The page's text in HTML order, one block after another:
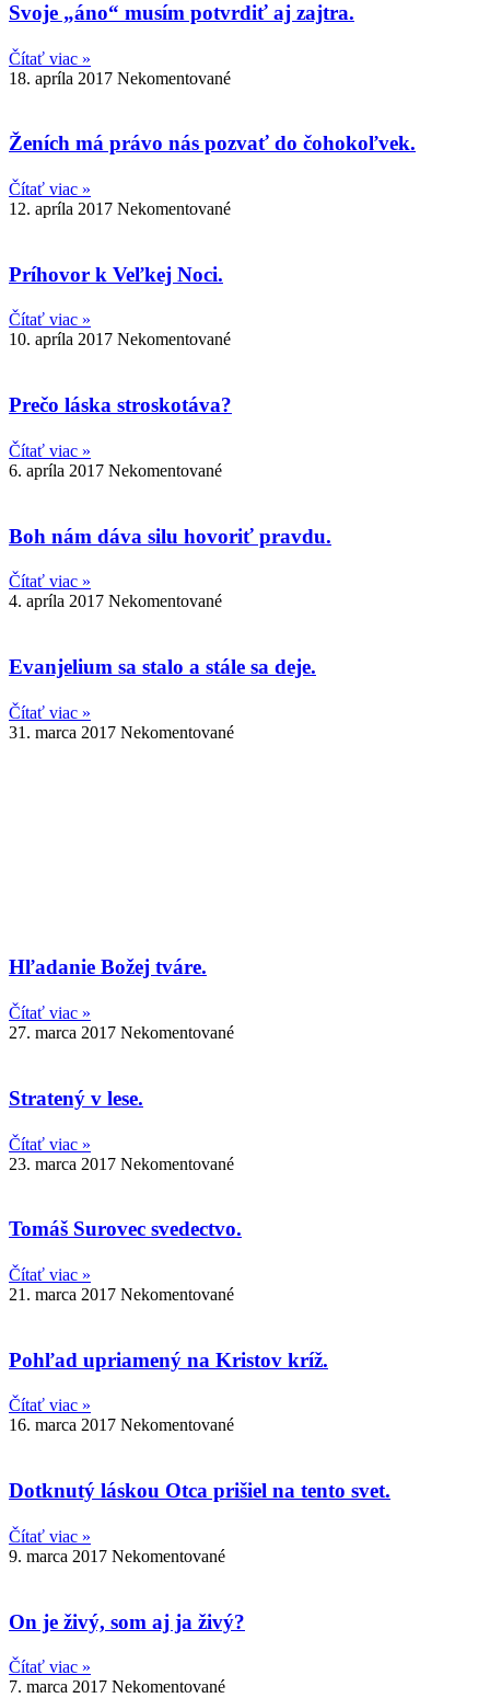
Svoje „áno“ musím potvrdiť aj zajtra.
Čítať viac »
18. apríla 2017 Nekomentované
Ženích má právo nás pozvať do čohokoľvek.
Čítať viac »
12. apríla 2017 Nekomentované
Príhovor k Veľkej Noci.
Čítať viac »
10. apríla 2017 Nekomentované
Prečo láska stroskotáva?
Čítať viac »
6. apríla 2017 Nekomentované
Boh nám dáva silu hovoriť pravdu.
Čítať viac »
4. apríla 2017 Nekomentované
Evanjelium sa stalo a stále sa deje.
Čítať viac »
31. marca 2017 Nekomentované
Hľadanie Božej tváre.
Čítať viac »
27. marca 2017 Nekomentované
Stratený v lese.
Čítať viac »
23. marca 2017 Nekomentované
Tomáš Surovec svedectvo.
Čítať viac »
21. marca 2017 Nekomentované
Pohľad upriamený na Kristov kríž.
Čítať viac »
16. marca 2017 Nekomentované
Dotknutý láskou Otca prišiel na tento svet.
Čítať viac »
9. marca 2017 Nekomentované
On je živý, som aj ja živý?
Čítať viac »
7. marca 2017 Nekomentované